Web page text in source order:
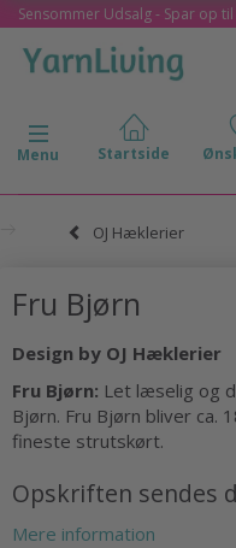
Sensommer Udsalg - Spar op til
Skifte navigation
Menu
OJ Hæklerier
Fru Bjørn
Design by OJ Hæklerier
Fru Bjørn: Let læselig og
Bjørn. Fru Bjørn bliver ca.
fineste strutskørt.
Opskriften sendes
Mere information